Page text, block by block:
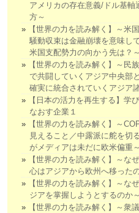
アメリカの存在意義/ドル基軸
方～
【世界の力を読み解く】～米
騒動収束は金融崩壊を意味し
米国支配勢力の向かう先は？～
【世界の力を読み解く】～民
で共闘していくアジア中央部
確実に統合されていくアジア
【日本の活力を再生する】学
なおす企業１
【世界の力を読み解く】～
見えること／中露派に舵を切
がメディアは未だに欧米偏重～
【世界の力を読み解く】～な
心はアジアから欧州へ移った
【世界の力を読み解く】～な
ジアを掌握しようとするのか～
【世界の力を読み解く】～衆